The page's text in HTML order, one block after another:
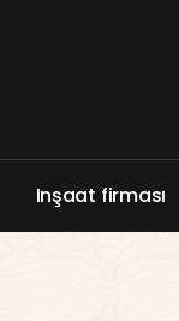
Inşaat firması